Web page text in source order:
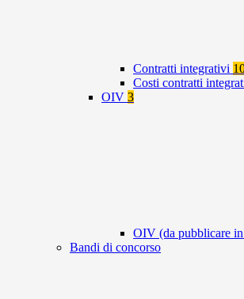
Contratti integrativi
Costi contratti
OIV 3
OIV (da pubblicare
Bandi di concorso